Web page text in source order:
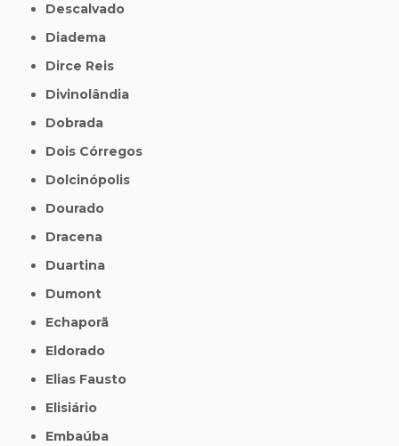
Descalvado
Diadema
Dirce Reis
Divinolândia
Dobrada
Dois Córregos
Dolcinópolis
Dourado
Dracena
Duartina
Dumont
Echaporã
Eldorado
Elias Fausto
Elisiário
Embaúba